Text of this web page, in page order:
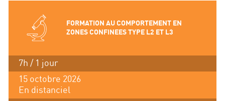
FORMATION AU COMPORTEMENT EN
ZONES CONFINEES TYPE L2 ET L3
7h / 1 jour
15 octobre 2026
En distanciel